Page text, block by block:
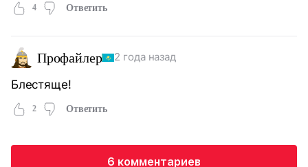
4 Ответить
Профайлер 2 года назад
Блестяще!
2 Ответить
6 комментариев